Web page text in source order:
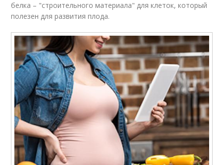
белка – "строительного материала" для клеток, который
полезен для развития плода.